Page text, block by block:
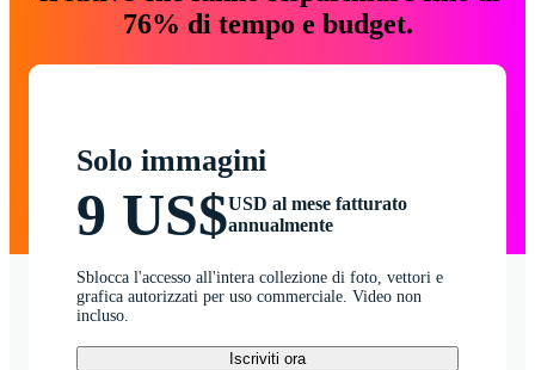
76% di tempo e budget.
Solo immagini
9 US$USD al mese fatturato
annualmente
Sblocca l'accesso all'intera collezione di foto, vettori e
grafica autorizzati per uso commerciale. Video non
incluso.
Iscriviti ora